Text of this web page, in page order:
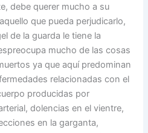
debe querer mucho a su
que pueda perjudicarlo,
de la guarda le tiene la
mucho de las cosas
ya que aquí predominan
relacionadas con el
producidas por
dolencias en el vientre,
en la garganta,